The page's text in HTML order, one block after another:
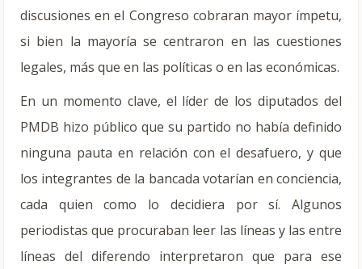
discusiones en el Congreso cobraran mayor ímpetu,
si bien la mayoría se centraron en las cuestiones
legales, más que en las políticas o en las económicas.
En un momento clave, el líder de los diputados del
PMDB hizo público que su partido no había definido
ninguna pauta en relación con el desafuero, y que
los integrantes de la bancada votarían en conciencia,
cada quien como lo decidiera por sí. Algunos
periodistas que procuraban leer las líneas y las entre
líneas del diferendo interpretaron que para ese